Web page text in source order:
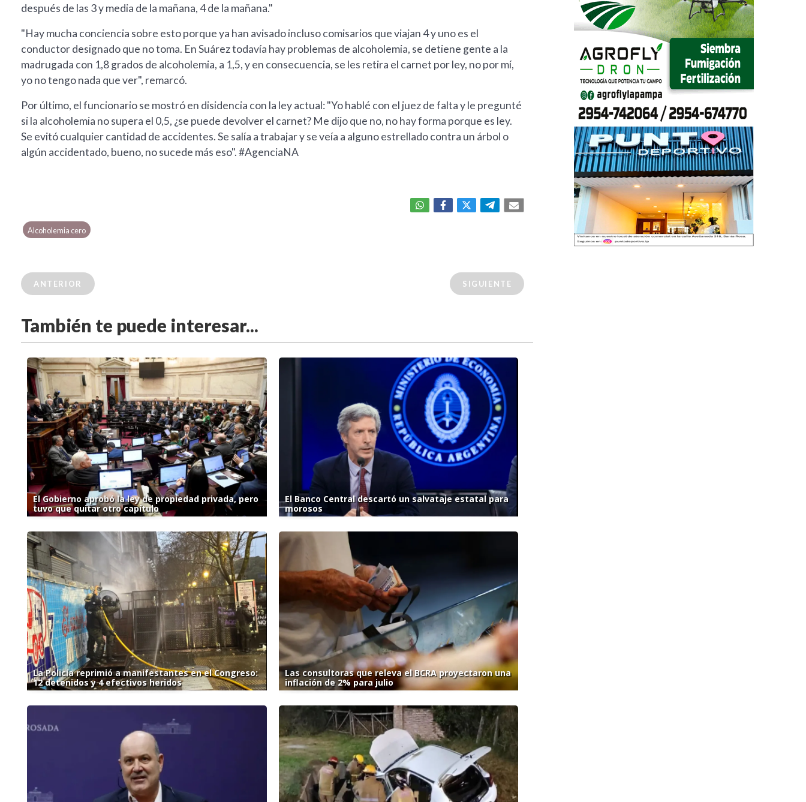
después de las 3 y media de la mañana, 4 de la mañana."
"Hay mucha conciencia sobre esto porque ya han avisado incluso comisarios que viajan 4 y uno es el
conductor designado que no toma. En Suárez todavía hay problemas de alcoholemia, se detiene gente a la
madrugada con 1,8 grados de alcoholemia, a 1,5, y en consecuencia, se les retira el carnet por ley, no por mí,
yo no tengo nada que ver", remarcó.
Por último, el funcionario se mostró en disidencia con la ley actual: "Yo hablé con el juez de falta y le pregunté
si la alcoholemia no supera el 0,5, ¿se puede devolver el carnet? Me dijo que no, no hay forma porque es ley.
Se evitó cualquier cantidad de accidentes. Se salía a trabajar y se veía a alguno estrellado contra un árbol o
algún accidentado, bueno, no sucede más eso". #AgenciaNA
Alcoholemia cero
ANTERIOR SIGUIENTE
También te puede interesar...
El Gobierno aprobó la ley de propiedad privada, pero
tuvo que quitar otro capítulo
El Banco Central descartó un salvataje estatal para
morosos
La Policía reprimió a manifestantes en el Congreso:
12 detenidos y 4 efectivos heridos
Las consultoras que releva el BCRA proyectaron una
inflación de 2% para julio